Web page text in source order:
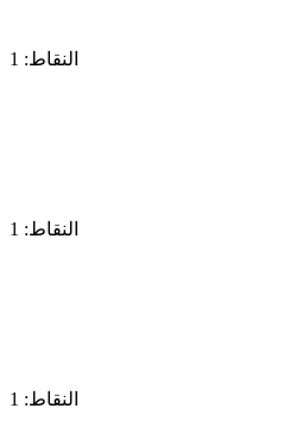
النقاط: 1
النقاط: 1
النقاط: 1